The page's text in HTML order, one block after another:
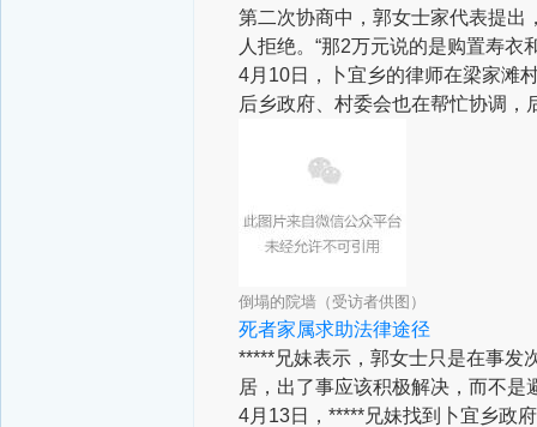
第二次协商中，郭女士家代表提出
人拒绝。“那2万元说的是购置寿
4月10日，卜宜乡的律师在梁家滩
后乡政府、村委会也在帮忙协调，
倒塌的院墙（受访者供图）
死者家属求助法律途径
*****兄妹表示，郭女士只是在事发
居，出了事应该积极解决，而不是
4月13日，*****兄妹找到卜宜乡政